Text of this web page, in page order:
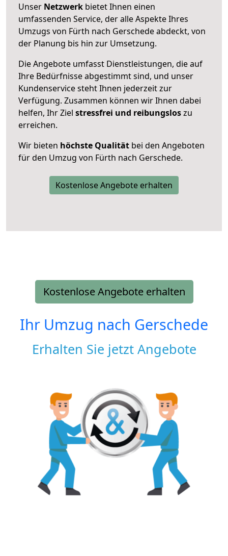
Unser Netzwerk bietet Ihnen einen
umfassenden Service, der alle Aspekte Ihres
Umzugs von Fürth nach Gerschede abdeckt, von
der Planung bis hin zur Umsetzung.
Die Angebote umfasst Dienstleistungen, die auf
Ihre Bedürfnisse abgestimmt sind, und unser
Kundenservice steht Ihnen jederzeit zur
Verfügung. Zusammen können wir Ihnen dabei
helfen, Ihr Ziel stressfrei und reibungsloszu
erreichen.
Wir bieten höchste Qualität bei den Angeboten
für den Umzug von Fürth nach Gerschede.
Kostenlose Angebote erhalten
Kostenlose Angebote erhalten
Ihr Umzug nach Gerschede
Erhalten Sie jetzt Angebote